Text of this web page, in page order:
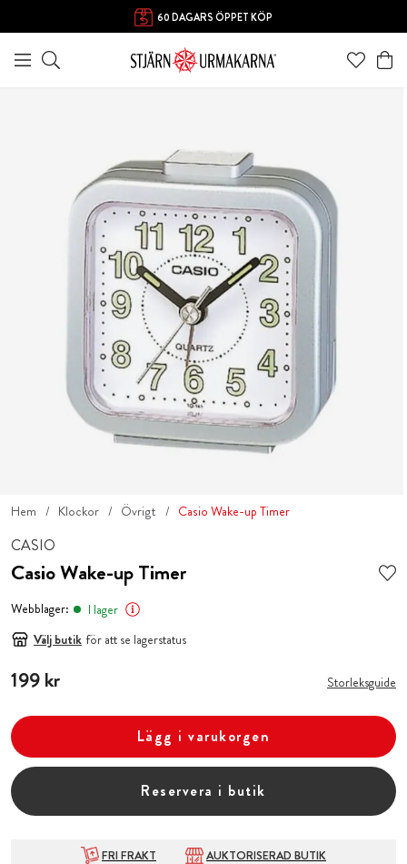
60 DAGARS ÖPPET KÖP
Hem Klockor Övrigt Casio Wake-up Timer
CASIO
Casio Wake-up Timer
Webblager:
I lager
Välj butik för att se lagerstatus
Pris: 199 kr
199 kr Storleksguide
Lägg i varukorgen
Reservera i butik
FRI FRAKT
AUKTORISERAD BUTIK